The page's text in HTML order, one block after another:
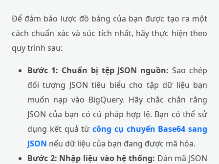
Để đảm bảo lược đồ bảng của bạn được tạo ra một
cách chuẩn xác và súc tích nhất, hãy thực hiện theo
quy trình sau:
Bước 1: Chuẩn bị tệp JSON nguồn: Sao chép
đối tượng JSON tiêu biểu cho tập dữ liệu bạn
muốn nạp vào BigQuery. Hãy chắc chắn rằng
JSON của bạn có cú pháp hợp lệ. Bạn có thể sử
dụng kết quả từ công cụ chuyển Base64 sang
JSON nếu dữ liệu của bạn đang được mã hóa.
Bước 2: Nhập liệu vào hệ thống: Dán mã JSON